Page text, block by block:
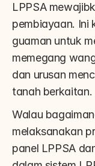
LPPSA
pembiayaan. Ini
guaman untuk
memegang
dan urusan
tanah berkaitan.
Walau
melaksanakan
panel LPPSA